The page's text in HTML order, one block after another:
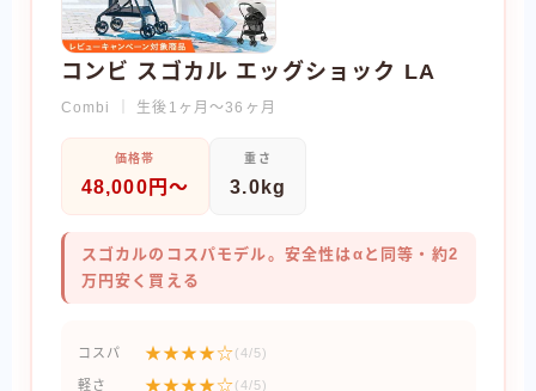
コンビ スゴカル エッグショック LA
Combi ｜ 生後1ヶ月〜36ヶ月
価格帯
48,000円〜
重さ
3.0kg
スゴカルのコスパモデル。安全性はαと同等・約2
万円安く買える
コスパ ★★★★☆(4/5)
軽さ ★★★★☆(4/5)